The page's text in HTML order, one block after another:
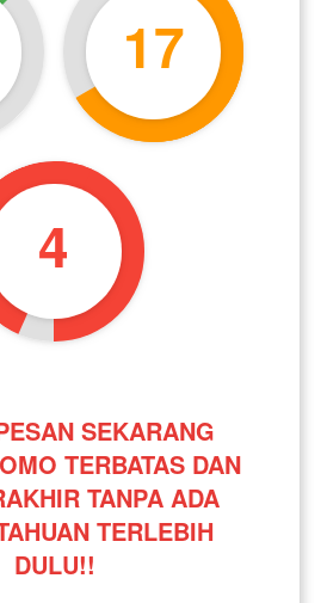
17
3
SEKARANG
TERBATAS DAN
TANPA ADA
TERLEBIH
DULU!!